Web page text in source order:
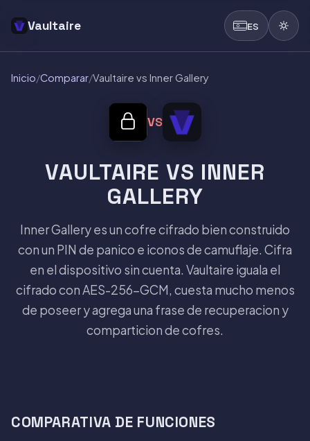
Vaultaire ES
Inicio/Comparar/Vaultaire vs Inner Gallery
VS
VAULTAIRE VS INNER
GALLERY
Inner Gallery es un cofre cifrado bien construido
con un PIN de panico e iconos de camuflaje. Cifra
en el dispositivo sin cuenta. Vaultaire iguala el
cifrado con AES-256-GCM, cuesta mucho menos
de poseer y agrega una frase de recuperacion y
comparticion de cofres.
COMPARATIVA DE FUNCIONES